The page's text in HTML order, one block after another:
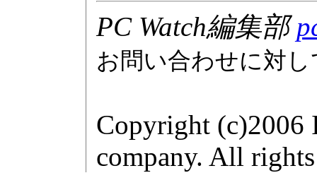
PC Watch編集部
お問い合わせに対
Copyright (c)2006
company. All